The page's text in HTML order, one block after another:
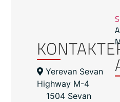
Yerevan Sevan
Highway M-4
1504 Sevan